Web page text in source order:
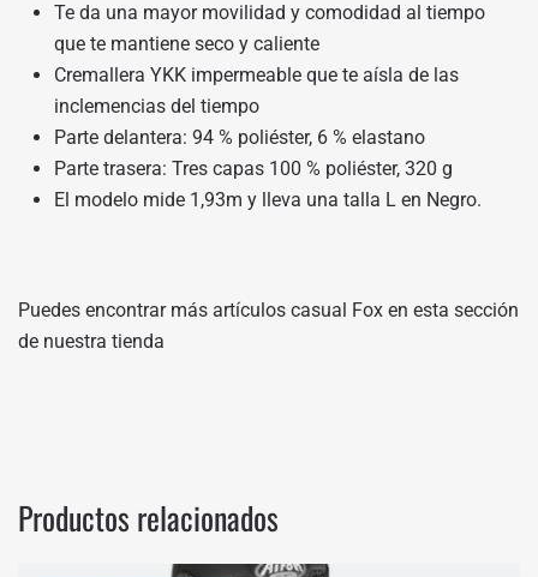
Te da una mayor movilidad y comodidad al tiempo
que te mantiene seco y caliente
Cremallera YKK impermeable que te aísla de las
inclemencias del tiempo
Parte delantera: 94 % poliéster, 6 % elastano
Parte trasera: Tres capas 100 % poliéster, 320 g
El modelo mide 1,93m y lleva una talla L en Negro.
Puedes encontrar más artículos casual Fox en esta sección
de nuestra tienda
Productos relacionados